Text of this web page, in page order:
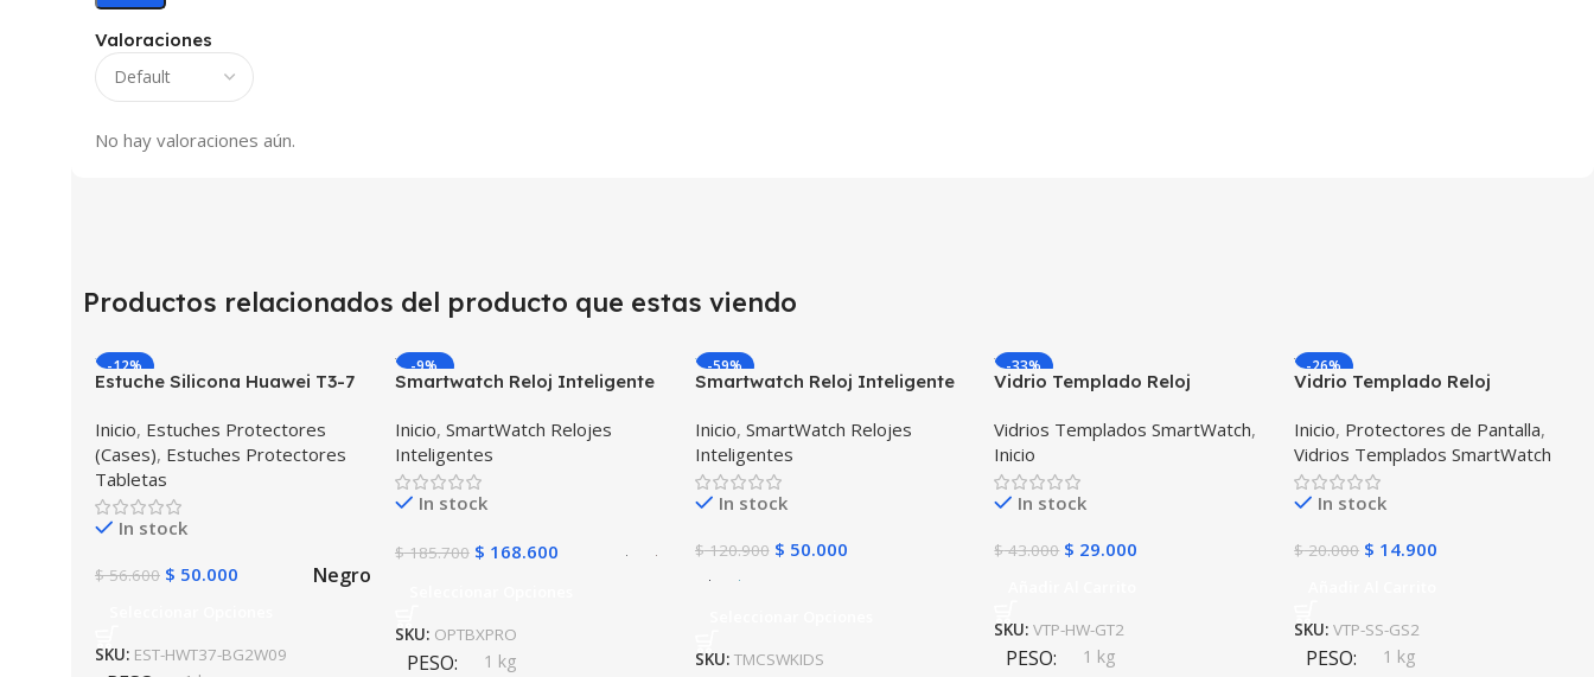
Valoraciones
No hay valoraciones aún.
Productos relacionados del producto que estas viendo
-12%
Estuche Silicona Huawei T3-7
Inicio, Estuches Protectores
(Cases), Estuches Protectores
Tabletas
In stock
$56.600 $ 50.000 Negro
SKU: EST-HWT37-BG2W09
-9%
Smartwatch Reloj Inteligente
(Smartwatch p70) Compatible
Android IOS
Inicio, SmartWatch Relojes
Inteligentes
In stock
$185.700 $ 168.600
SKU: OPTBXPRO
PESO 1 kg
-59%
Smartwatch Reloj Inteligente
SOS
Inicio, SmartWatch Relojes
Inteligentes
In stock
$120.900 $ 50.000
SKU: TMCSWKIDS
-33%
Vidrio Templado Reloj
Huawei Gt2 46mm X2
Unidades
Vidrios Templados SmartWatch,
Inicio
In stock
$43.000 $ 29.000
SKU:VTP-HW-GT2
PESO 1 kg
-26%
Vidrio Templado Reloj
Inicio, Protectores de Pantalla,
Vidrios Templados SmartWatch
In stock
$20.000 $ 14.900
SKU:VTP-SS-GS2
PESO 1 kg